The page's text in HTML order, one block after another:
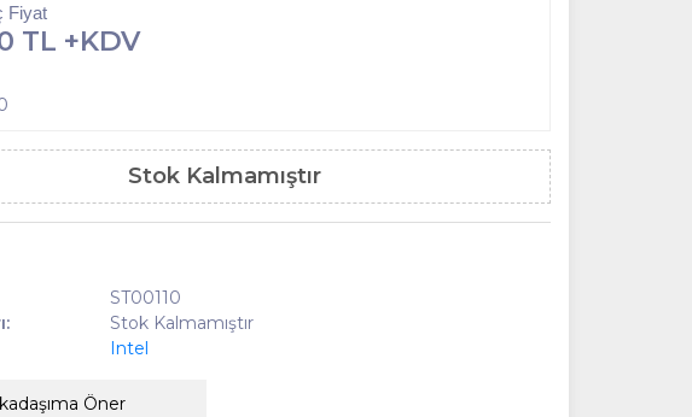
Fiyat
TL +KDV
Stok Kalmamıştır
ST00110
Stok Kalmamıştır
Intel
Öner